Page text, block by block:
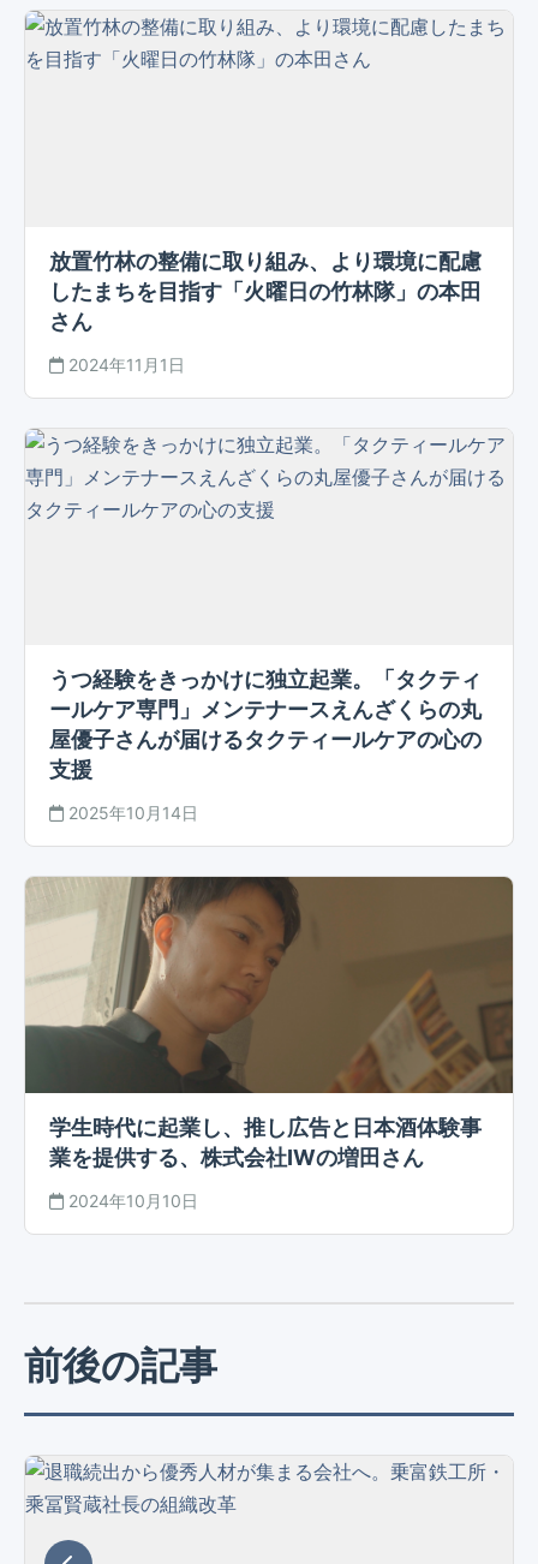
放置竹林の整備に取り組み、より環境に配慮
したまちを目指す「火曜日の竹林隊」の本田
さん
2024年11月1日
うつ経験をきっかけに独立起業。「タクティ
ールケア専門」メンテナースえんざくらの丸
屋優子さんが届けるタクティールケアの心の
支援
2025年10月14日
学生時代に起業し、推し広告と日本酒体験事
業を提供する、株式会社IWの増田さん
2024年10月10日
前後の記事